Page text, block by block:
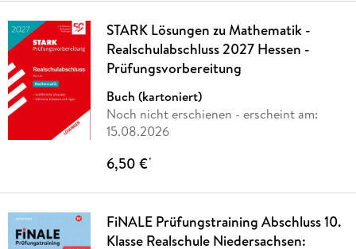
STARK Lösungen zu Mathematik -
Realschulabschluss 2027 Hessen -
Prüfungsvorbereitung
Buch (kartoniert)
Noch nicht erschienen - erscheint am:
15.08.2026
6,50 €*
FiNALE Prüfungstraining Abschluss 10.
Klasse Realschule Niedersachsen: